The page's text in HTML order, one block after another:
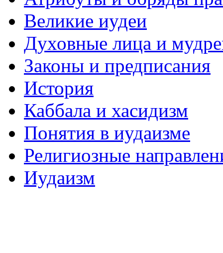
Великие иудеи
Духовные лица и
Законы и предписания
История
Каббала и хасидизм
Понятия в иудаизме
Религиозные
Иудаизм